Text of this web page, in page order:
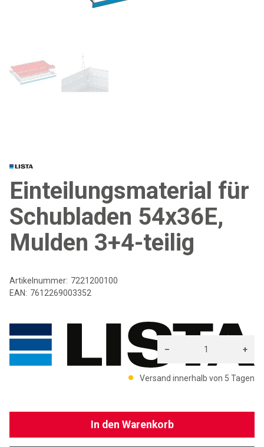
Einteilungsmaterial für
Schubladen 54x36E,
Mulden 3+4-teilig
Artikelnummer: 7221200100
EAN: 7612269003352
Versand innerhalb von 5 Tagen
– +
Menge: 1
In den Warenkorb